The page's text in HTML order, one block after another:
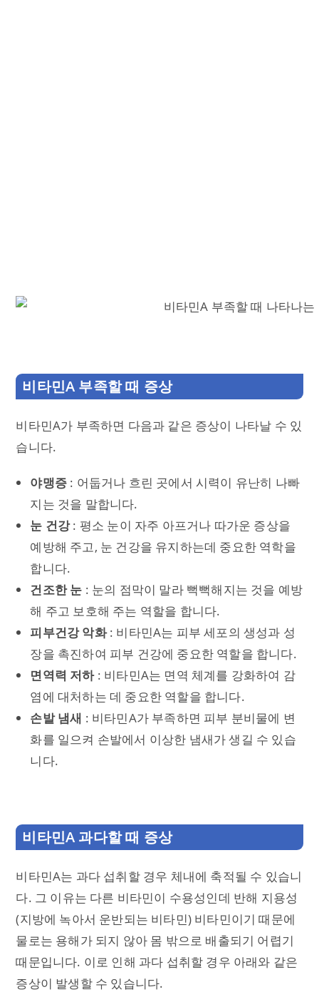
비타민A 부족할 때 증상
비타민A가 부족하면 다음과 같은 증상이 나타날 수 있
습니다.
야맹증 : 어둡거나 흐린 곳에서 시력이 유난히 나빠
지는 것을 말합니다.
눈 건강: 평소 눈이 자주 아프거나 따가운 증상을
예방해 주고, 눈 건강을 유지하는데 중요한 역학을
합니다.
건조한 눈 : 눈의 점막이 말라 뻑뻑해지는 것을 예방
해 주고 보호해 주는 역할을 합니다.
피부건강 악화: 비타민A는 피부 세포의 생성과 성
장을 촉진하여 피부 건강에 중요한 역할을 합니다.
면역력 저하: 비타민A는 면역 체계를 강화하여 감
염에 대처하는 데 중요한 역할을 합니다.
손발 냄새 : 비타민A가 부족하면 피부 분비물에 변
화를 일으켜 손발에서 이상한 냄새가 생길 수 있습
니다.
비타민A 과다할 때 증상
비타민A는 과다 섭취할 경우 체내에 축적될 수 있습니
다. 그 이유는 다른 비타민이 수용성인데 반해 지용성
(지방에 녹아서 운반되는 비타민) 비타민이기 때문에
물로는 용해가 되지 않아 몸 밖으로 배출되기 어렵기
때문입니다. 이로 인해 과다 섭취할 경우 아래와 같은
증상이 발생할 수 있습니다.